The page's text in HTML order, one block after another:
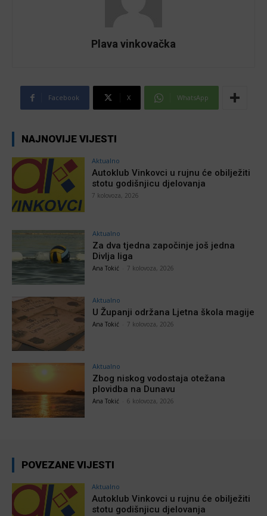
Plava vinkovačka
Facebook X WhatsApp
NAJNOVIJE VIJESTI
Aktualno
Autoklub Vinkovci u rujnu će obilježiti
stotu godišnjicu djelovanja
7 kolovoza, 2026
Aktualno
Za dva tjedna započinje još jedna
Divlja liga
Ana Tokić 7 kolovoza, 2026
Aktualno
U Županji održana Ljetna škola magije
Ana Tokić 7 kolovoza, 2026
Aktualno
Zbog niskog vodostaja otežana
plovidba na Dunavu
Ana Tokić 6 kolovoza, 2026
POVEZANE VIJESTI
Aktualno
Autoklub Vinkovci u rujnu će obilježiti
stotu godišnjicu djelovanja